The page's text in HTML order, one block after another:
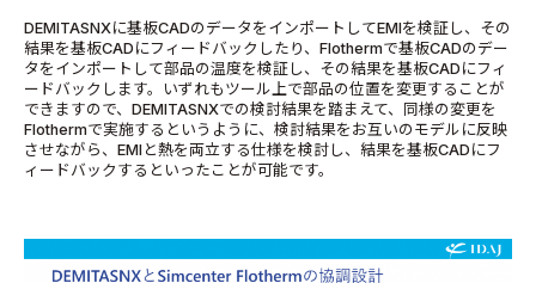
DEMITASNXに基板CADのデータをインポートしてEMIを検証し、その
結果を基板CADにフィードバックしたり、Flothermで基板CADのデー
タをインポートして部品の温度を検証し、その結果を基板CADにフィ
ードバックします。いずれもツール上で部品の位置を変更することが
できますので、DEMITASNXでの検討結果を踏まえて、同様の変更を
Flothermで実施するというように、検討結果をお互いのモデルに反映
させながら、EMIと熱を両立する仕様を検討し、結果を基板CADにフ
ィードバックするといったことが可能です。